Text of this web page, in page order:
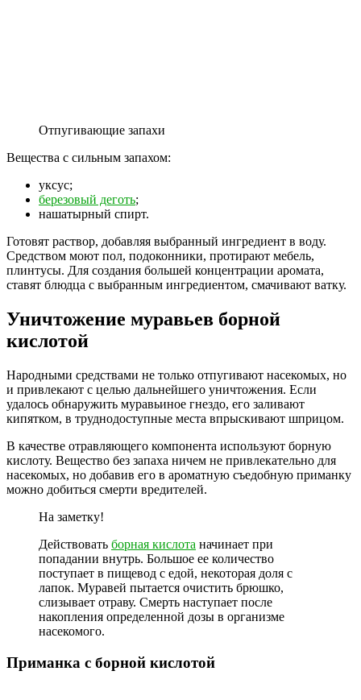
Отпугивающие запахи
Вещества с сильным запахом:
уксус;
березовый деготь;
нашатырный спирт.
Готовят раствор, добавляя выбранный ингредиент в воду.
Средством моют пол, подоконники, протирают мебель,
плинтусы. Для создания большей концентрации аромата,
ставят блюдца с выбранным ингредиентом, смачивают ватку.
Уничтожение муравьев борной
кислотой
Народными средствами не только отпугивают насекомых, но
и привлекают с целью дальнейшего уничтожения. Если
удалось обнаружить муравьиное гнездо, его заливают
кипятком, в труднодоступные места впрыскивают шприцом.
В качестве отравляющего компонента используют борную
кислоту. Вещество без запаха ничем не привлекательно для
насекомых, но добавив его в ароматную съедобную приманку
можно добиться смерти вредителей.
На заметку!
Действовать борная кислота начинает при
попадании внутрь. Большое ее количество
поступает в пищевод с едой, некоторая доля с
лапок. Муравей пытается очистить брюшко,
слизывает отраву. Смерть наступает после
накопления определенной дозы в организме
насекомого.
Приманка с борной кислотой